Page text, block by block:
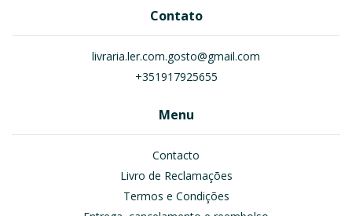
Contato
livraria.ler.com.gosto@gmail.com
+351917925655
Menu
Contacto
Livro de Reclamações
Termos e Condições